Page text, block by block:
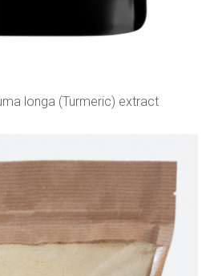
longa (Turmeric) extract